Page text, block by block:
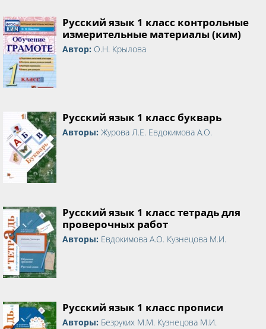
Русский язык 1 класс контрольные
измерительные материалы (ким)
Автор: О.Н. Крылова
Русский язык 1 класс букварь
Авторы: Журова Л.Е. Евдокимова А.О.
Русский язык 1 класс тетрадь для
проверочных работ
Авторы: Евдокимова А.О. Кузнецова М.И.
Русский язык 1 класс прописи
Авторы: Безруких М.М. Кузнецова М.И.